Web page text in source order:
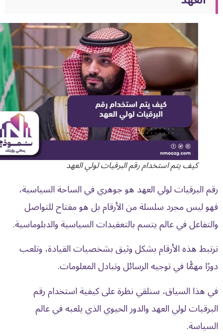
كيف يتم استخدام رقم البرقيات لولي العهد
رقم البرقيات لولي العهد هو جوهري في الساحة السياسية،
فهو ليس مجرد سلسلة من الأرقام بل هو مفتاح للتواصل
والتفاعل في عالم يتسم بالتعقيدات السياسية والدبلوماسية.
ترتبط هذه الأرقام بشكل وثيق بشخصيات القيادة، وتلعب
دورًا مهمًّا في توجيه الرسائل وتبادل المعلومات.
في هذا السياق، سنلقي نظرة على كيفية استخدام رقم
البرقيات لولي العهد والدور الحيوي الذي يلعبه في عالم
السياسة.